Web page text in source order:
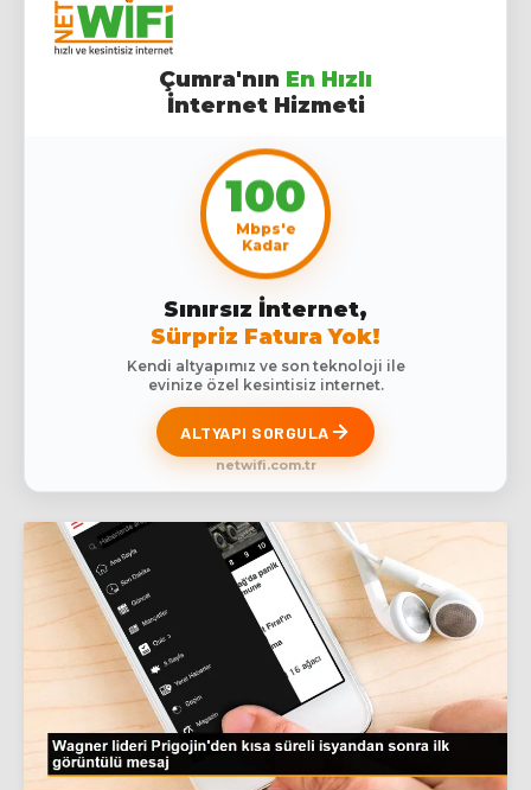
Çumra'nın En Hızlı
İnternet Hizmeti
100
Mbps'e
Kadar
Sınırsız İnternet,
Sürpriz Fatura Yok!
Kendi altyapımız ve son teknoloji ile
evinize özel kesintisiz internet.
ALTYAPI SORGULA
netwifi.com.tr